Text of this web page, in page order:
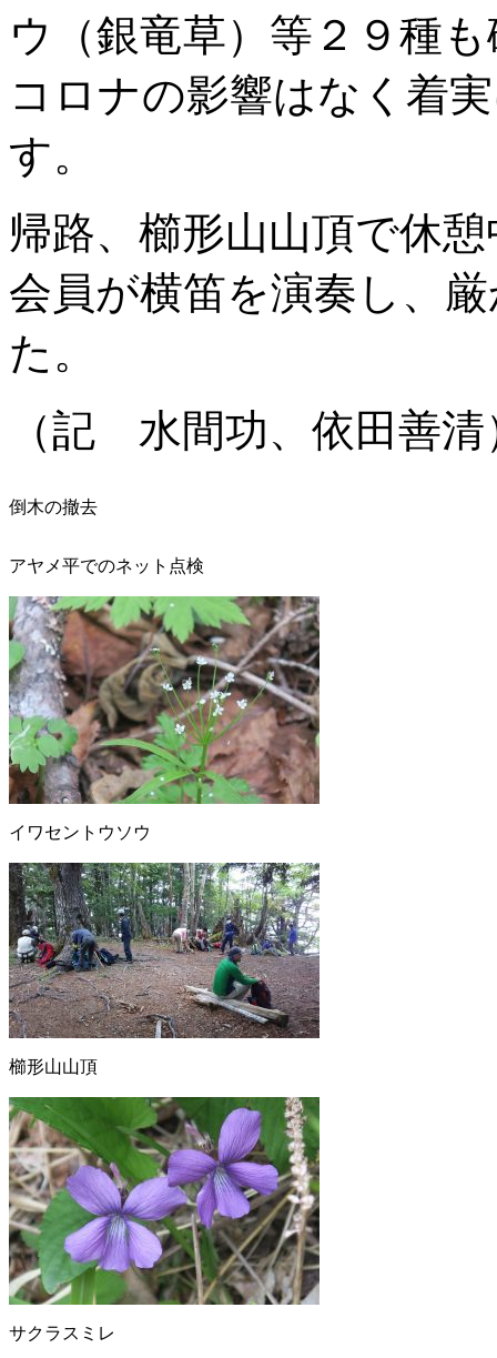
ウ（銀竜草）等２９種
コロナの影響はなく着
す。
帰路、櫛形山山頂で休
会員が横笛を演奏し、
た。
（記 水間功、依田善清
倒木の撤去
アヤメ平でのネット点検
イワセントウソウ
櫛形山山頂
サクラスミレ